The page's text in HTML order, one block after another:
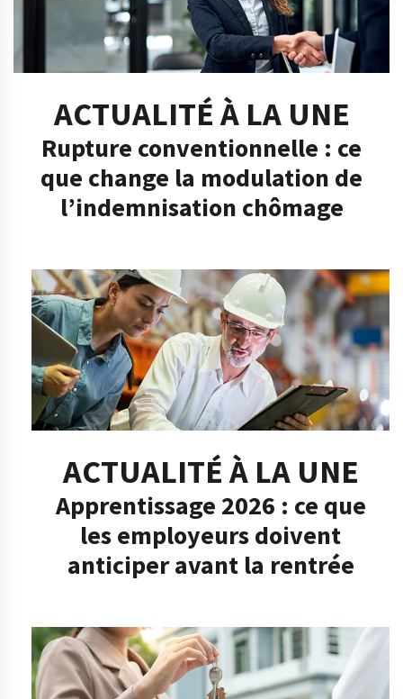
ACTUALITÉ À LA UNE
Rupture conventionnelle : ce
que change la modulation de
l’indemnisation chômage
ACTUALITÉ À LA UNE
Apprentissage 2026 : ce que
les employeurs doivent
anticiper avant la rentrée